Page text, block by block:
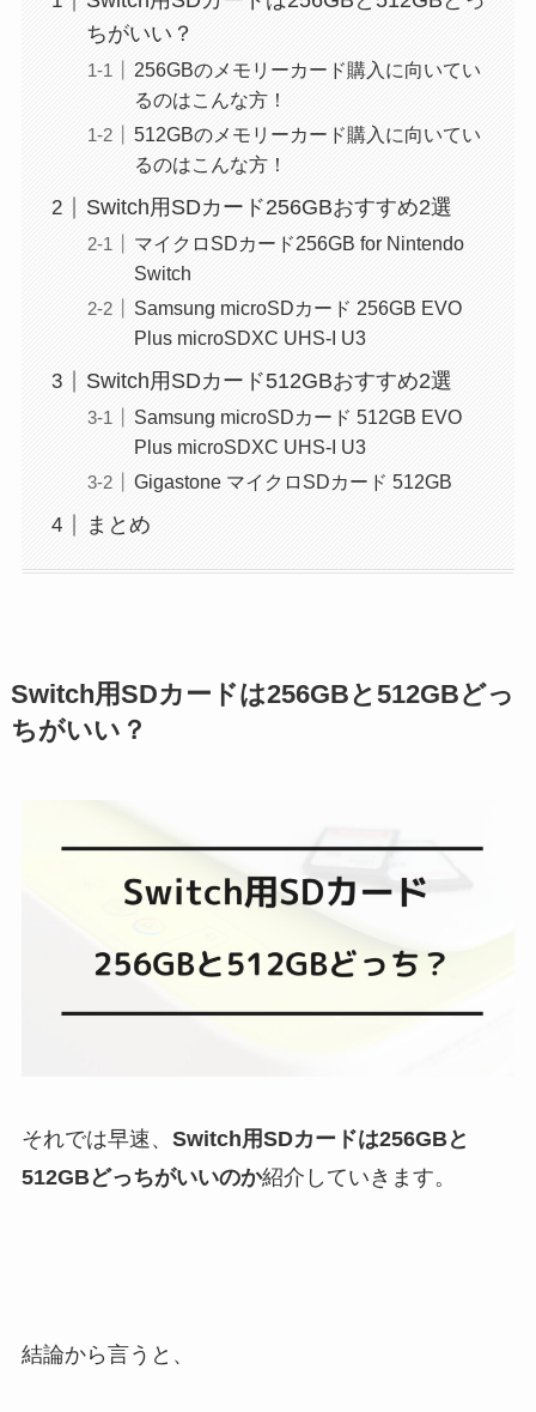
ちがいい？
256GBのメモリーカード購入に向いてい
るのはこんな方！
512GBのメモリーカード購入に向いてい
るのはこんな方！
Switch用SDカード256GBおすすめ2選
マイクロSDカード256GB for Nintendo
Switch
Samsung microSDカード 256GB EVO
Plus microSDXC UHS-I U3
Switch用SDカード512GBおすすめ2選
Samsung microSDカード 512GB EVO
Plus microSDXC UHS-I U3
Gigastone マイクロSDカード 512GB
まとめ
Switch用SDカードは256GBと512GBどっ
ちがいい？
それでは早速、 Switch用SDカードは256GBと
512GBどっちがいいのか紹介していきます。
結論から言うと、